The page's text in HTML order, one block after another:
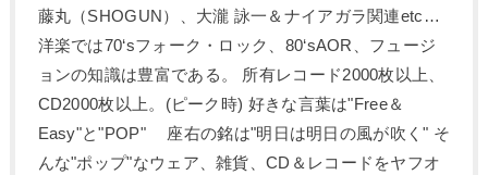
藤丸（SHOGUN）、大瀧 詠一＆ナイアガラ関連etc…
洋楽では70‘sフォーク・ロック、80‘sAOR、フュージ
ョンの知識は豊富である。 所有レコード2000枚以上、
CD2000枚以上。(ピーク時) 好きな言葉は"Free＆
Easy"と"POP" 座右の銘は"明日は明日の風が吹く" そ
んな"ポップ"なウェア、雑貨、CD＆レコードをヤフオ